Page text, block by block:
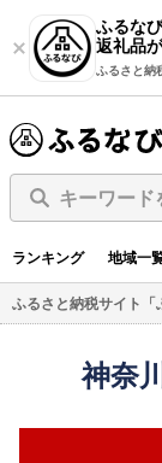
ふるな
返礼品
ふるさと納
キーワード
ランキング 地域一
ふるさと納税サイト「
神奈